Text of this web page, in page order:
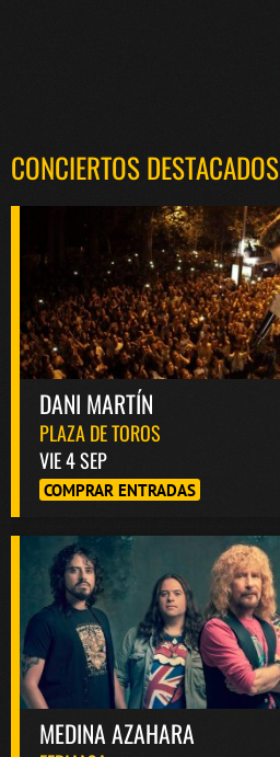
CONCIERTOS DESTACADOS
DANI MARTÍN
PLAZA DE TOROS
VIE 4 SEP
COMPRAR ENTRADAS
MEDINA AZAHARA